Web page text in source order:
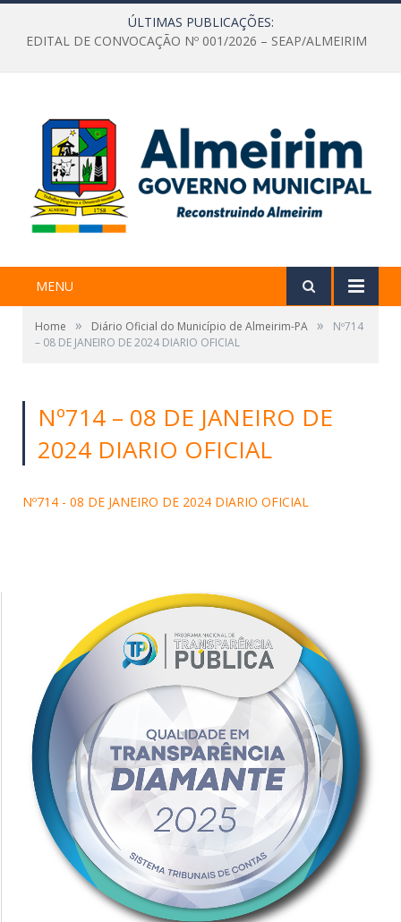
ÚLTIMAS PUBLICAÇÕES:
EDITAL DE CONVOCAÇÃO Nº 001/2026 – SEAP/ALMEIRIM
MENU
Home » Diário Oficial do Município de Almeirim-PA »
Nº714
– 08 DE JANEIRO DE 2024 DIARIO OFICIAL
Nº714 – 08 DE JANEIRO DE
2024 DIARIO OFICIAL
Nº714 - 08 DE JANEIRO DE 2024 DIARIO OFICIAL